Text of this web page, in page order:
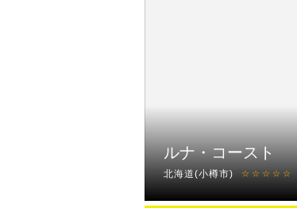
ルナ・コースト
北海道(小樽市) ☆☆☆☆☆